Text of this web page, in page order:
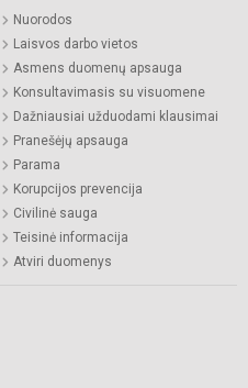
Nuorodos
Laisvos darbo vietos
Asmens duomenų apsauga
Konsultavimasis su visuomene
Dažniausiai užduodami klausimai
Pranešėjų apsauga
Parama
Korupcijos prevencija
Civilinė sauga
Teisinė informacija
Atviri duomenys